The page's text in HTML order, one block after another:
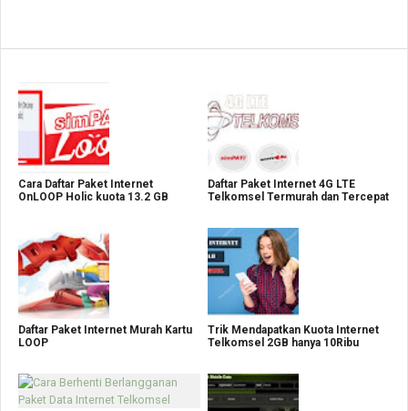
Cara Daftar Paket Internet
OnLOOP Holic kuota 13.2 GB
Daftar Paket Internet 4G LTE
Telkomsel Termurah dan Tercepat
Daftar Paket Internet Murah Kartu
LOOP
Trik Mendapatkan Kuota Internet
Telkomsel 2GB hanya 10Ribu